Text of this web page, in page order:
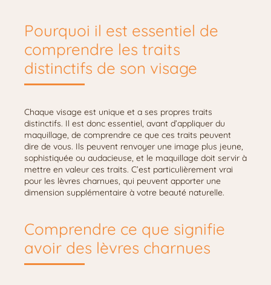
Pourquoi il est essentiel de
comprendre les traits
distinctifs de son visage
Chaque visage est unique et a ses propres traits
distinctifs. Il est donc essentiel, avant d’appliquer du
maquillage, de comprendre ce que ces traits peuvent
dire de vous. Ils peuvent renvoyer une image plus jeune,
sophistiquée ou audacieuse, et le maquillage doit servir à
mettre en valeur ces traits. C’est particulièrement vrai
pour les lèvres charnues, qui peuvent apporter une
dimension supplémentaire à votre beauté naturelle.
Comprendre ce que signifie
avoir des lèvres charnues